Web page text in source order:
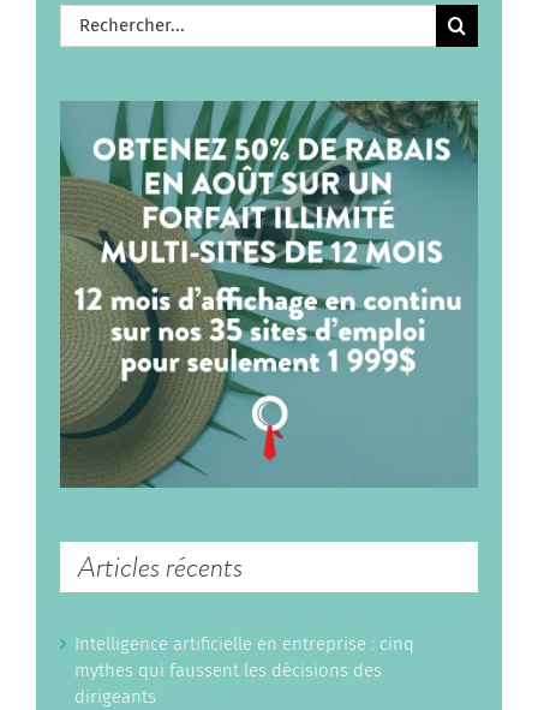
Rechercher:
Articles récents
Intelligence artificielle en entreprise : cinq
mythes qui faussent les décisions des
dirigeants